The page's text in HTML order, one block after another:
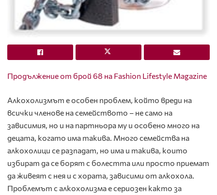
Продължение от брой 68 на Fashion Lifestyle Magazine
Алкохолизмът е особен проблем, който вреди на
всички членове на семейството – не само на
зависимия, но и на партньора му и особено много на
децата, когато има такива. Много семейства на
алкохолици се разпадат, но има и такива, които
избират да се борят с болестта или просто приемат
да живеят с нея и с хората, зависими от алкохола.
Проблемът с алкохолизма е сериозен както за